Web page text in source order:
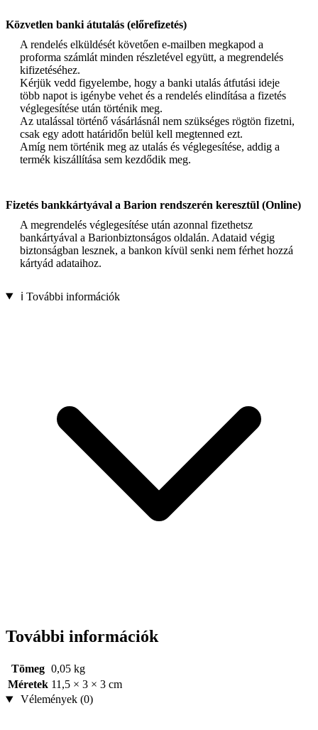
Közvetlen banki átutalás (előrefizetés)
A rendelés elküldését követően e-mailben megkapod a
proforma számlát minden részletével együtt, a megrendelés
kifizetéséhez.
Kérjük vedd figyelembe, hogy a banki utalás átfutási ideje
több napot is igénybe vehet és a rendelés elindítása a fizetés
véglegesítése után történik meg.
Az utalással történő vásárlásnál nem szükséges rögtön fizetni,
csak egy adott határidőn belül kell megtenned ezt.
Amíg nem történik meg az utalás és véglegesítése, addig a
termék kiszállítása sem kezdődik meg.
Fizetés bankkártyával a Barion rendszerén keresztül (Online)
A megrendelés véglegesítése után azonnal fizethetsz
bankártyával a Barionbiztonságos oldalán. Adataid végig
biztonságban lesznek, a bankon kívül senki nem férhet hozzá
kártyád adataihoz.
ℹ️ További információk
További információk
Tömeg 0,05 kg
Méretek 11,5 × 3 × 3 cm
Vélemények (0)